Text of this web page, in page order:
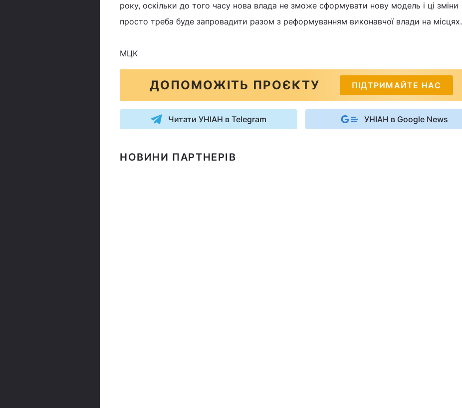
року, оскільки до того часу нова влада не зможе сформувати нову модель і ці зміни
просто треба буде запровадити разом з реформуванням виконавчої влади на місцях.
МЦК
ДОПОМОЖІТЬ ПРОЄКТУ ПІДТРИМАЙТЕ НАС
Читати УНІАН в Telegram УНІАН в Google News
НОВИНИ ПАРТНЕРІВ